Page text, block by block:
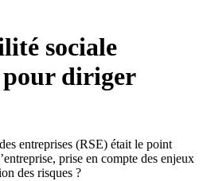
sociale
pour diriger
entreprises (RSE) était le point
prise en compte des enjeux
des risques ?